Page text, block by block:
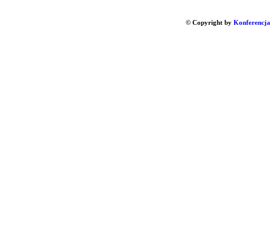
© Copyright by Konferencja